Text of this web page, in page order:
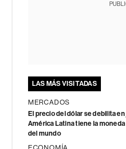
LAS MÁS VISITADAS
MERCADOS
El precio del dólar se debilita
América Latina tiene la
del mundo